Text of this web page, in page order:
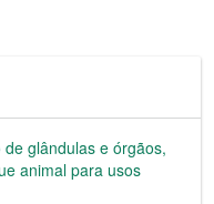
glândulas e órgãos,
animal para usos